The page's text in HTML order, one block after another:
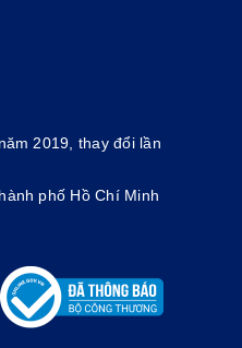
2019, thay đổi lần
phố Hồ Chí Minh